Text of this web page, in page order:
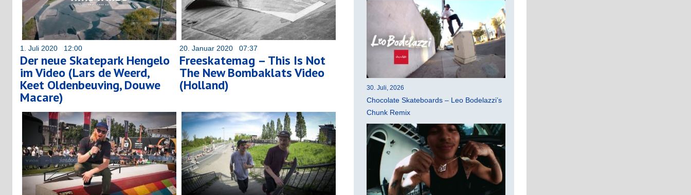
1. Juli 2020 12:00
Der neue Skatepark Hengelo
im Video (Lars de Weerd,
Keet Oldenbeuving, Douwe
Macare)
20. Januar 2020 07:37
Freeskatemag – This Is Not
The New Bombaklats Video
(Holland) 30. Juli, 2026
Chocolate Skateboards – Leo Bodelazzi’s
Chunk Remix